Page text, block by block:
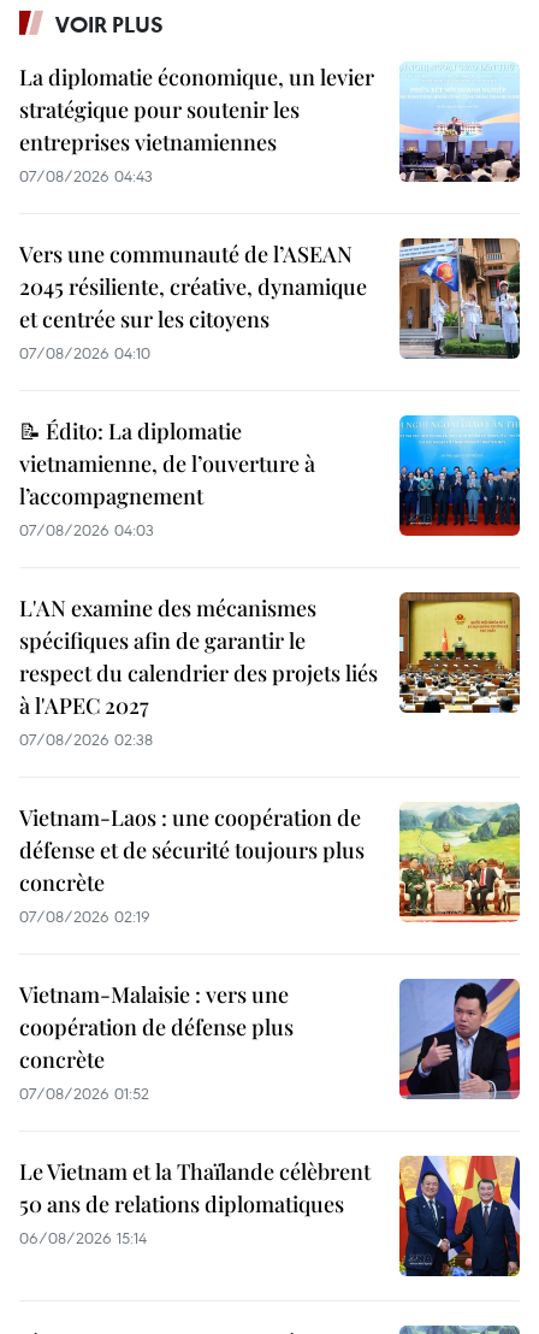
VOIR PLUS
La diplomatie économique, un levier
stratégique pour soutenir les
entreprises vietnamiennes
07/08/2026 04:43
Vers une communauté de l’ASEAN
2045 résiliente, créative, dynamique
et centrée sur les citoyens
07/08/2026 04:10
📝 Édito: La diplomatie
vietnamienne, de l’ouverture à
l’accompagnement
07/08/2026 04:03
L'AN examine des mécanismes
spécifiques afin de garantir le
respect du calendrier des projets liés
à l'APEC 2027
07/08/2026 02:38
Vietnam-Laos : une coopération de
défense et de sécurité toujours plus
concrète
07/08/2026 02:19
Vietnam-Malaisie : vers une
coopération de défense plus
concrète
07/08/2026 01:52
Le Vietnam et la Thaïlande célèbrent
50 ans de relations diplomatiques
06/08/2026 15:14